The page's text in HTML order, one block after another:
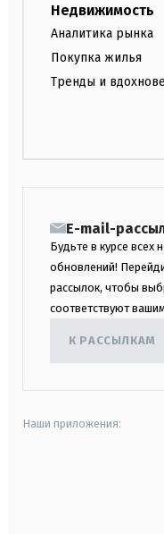
Недвижимость
Аналитика рынка
Покупка жилья
Тренды и
E-mail-
Будьте в курсе всех
обновлений!
рассылок, чтобы
соответствуют
К РАССЫЛКАМ
Наши приложения: